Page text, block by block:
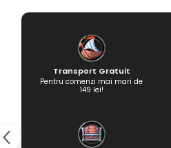
Transport Gratuit
Pentru comenzi mai mari de
149 lei!